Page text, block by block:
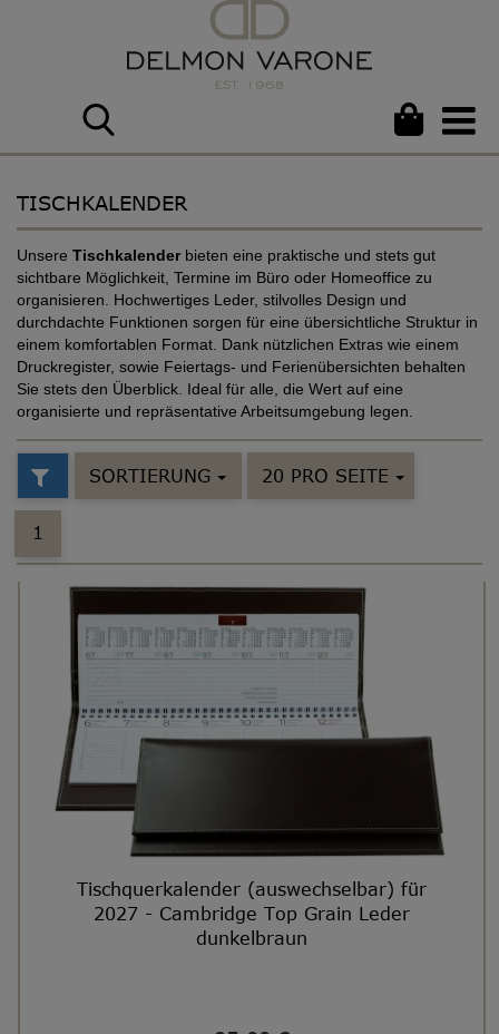
TISCHKALENDER
Unsere Tischkalender bieten eine praktische und stets gut
sichtbare Möglichkeit, Termine im Büro oder Homeoffice zu
organisieren. Hochwertiges Leder, stilvolles Design und
durchdachte Funktionen sorgen für eine übersichtliche Struktur in
einem komfortablen Format. Dank nützlichen Extras wie einem
Druckregister, sowie Feiertags- und Ferienübersichten behalten
Sie stets den Überblick. Ideal für alle, die Wert auf eine
organisierte und repräsentative Arbeitsumgebung legen.
SORTIERUNG 20 PRO SEITE
1
Tischquerkalender (auswechselbar) für
2027 - Cambridge Top Grain Leder
dunkelbraun